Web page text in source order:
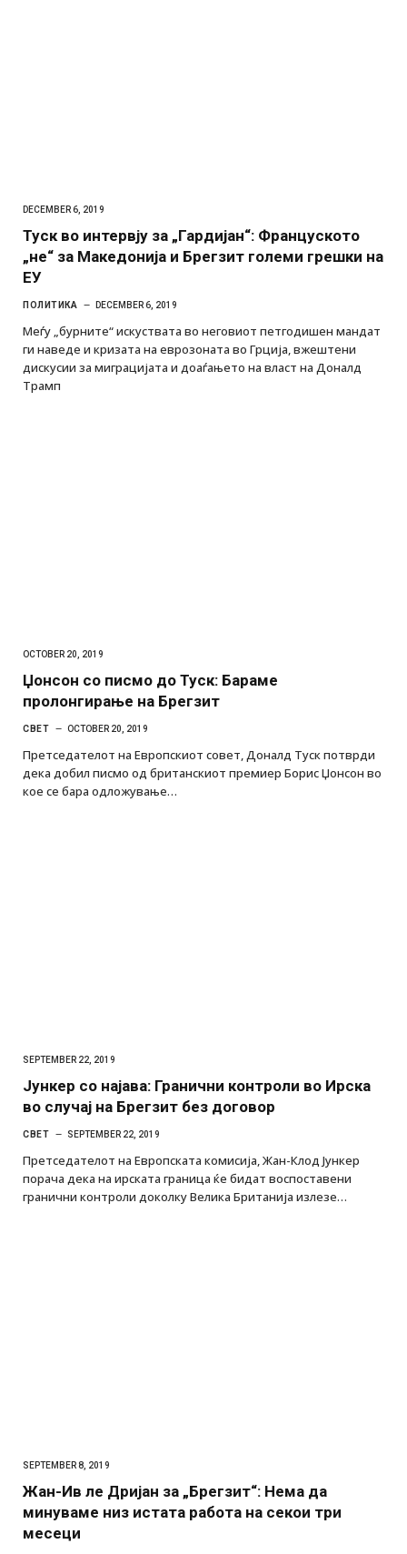
DECEMBER 6, 2019
Туск во интервју за „Гардијан“: Француското
„не“ за Македонија и Брегзит големи грешки на
ЕУ
ПОЛИТИКА DECEMBER 6, 2019
Меѓу „бурните“ искуствата во неговиот петгодишен мандат
ги наведе и кризата на еврозоната во Грција, вжештени
дискусии за миграцијата и доаѓањето на власт на Доналд
Трамп
OCTOBER 20, 2019
Џонсон со писмо до Туск: Бараме
пролонгирање на Брегзит
СВЕТ OCTOBER 20, 2019
Претседателот на Европскиот совет, Доналд Туск потврди
дека добил писмо од британскиот премиер Борис Џонсон во
кое се бара одложување…
SEPTEMBER 22, 2019
Јункер со најава: Гранични контроли во Ирска
во случај на Брегзит без договор
СВЕТ SEPTEMBER 22, 2019
Претседателот на Европската комисија, Жан-Клод Јункер
порача дека на ирската граница ќе бидат воспоставени
гранични контроли доколку Велика Британија излезе…
SEPTEMBER 8, 2019
Жан-Ив ле Дријан за „Брегзит“: Нема да
минуваме низ истата работа на секои три
месеци